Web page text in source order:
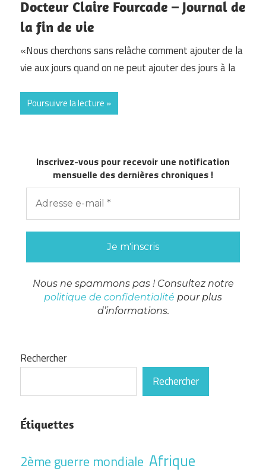
Docteur Claire Fourcade – Journal de
la fin de vie
«Nous cherchons sans relâche comment ajouter de la
vie aux jours quand on ne peut ajouter des jours à la
Poursuivre la lecture
Inscrivez-vous pour recevoir une notification
mensuelle des dernières chroniques !
Nous ne spammons pas ! Consultez notre
politique de confidentialité pour plus
d’informations.
Rechercher
Rechercher
Étiquettes
2ème guerre mondiale Afrique